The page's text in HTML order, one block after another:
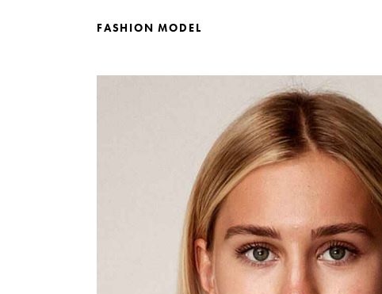
FASHION MODEL